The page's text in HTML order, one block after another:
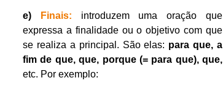
e) Finais:
introduzem uma oração que
expressa a finalidade ou o objetivo com que
se realiza a principal. São elas: para que, a
fim de que, que, porque (= para que), que,
etc. Por exemplo: